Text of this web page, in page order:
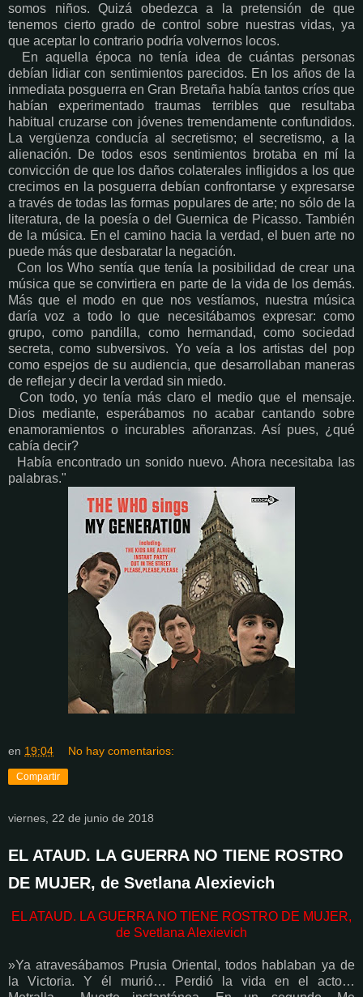
somos niños. Quizá obedezca a la pretensión de que
tenemos cierto grado de control sobre nuestras vidas, ya
que aceptar lo contrario podría volvernos locos.
En aquella época no tenía idea de cuántas personas
debían lidiar con sentimientos parecidos. En los años de la
inmediata posguerra en Gran Bretaña había tantos críos que
habían experimentado traumas terribles que resultaba
habitual cruzarse con jóvenes tremendamente confundidos.
La vergüenza conducía al secretismo; el secretismo, a la
alienación. De todos esos sentimientos brotaba en mí la
convicción de que los daños colaterales infligidos a los que
crecimos en la posguerra debían confrontarse y expresarse
a través de todas las formas populares de arte; no sólo de la
literatura, de la poesía o del Guernica de Picasso. También
de la música. En el camino hacia la verdad, el buen arte no
puede más que desbaratar la negación.
Con los Who sentía que tenía la posibilidad de crear una
música que se convirtiera en parte de la vida de los demás.
Más que el modo en que nos vestíamos, nuestra música
daría voz a todo lo que necesitábamos expresar: como
grupo, como pandilla, como hermandad, como sociedad
secreta, como subversivos. Yo veía a los artistas del pop
como espejos de su audiencia, que desarrollaban maneras
de reflejar y decir la verdad sin miedo.
Con todo, yo tenía más claro el medio que el mensaje.
Dios mediante, esperábamos no acabar cantando sobre
enamoramientos o incurables añoranzas. Así pues, ¿qué
cabía decir?
Había encontrado un sonido nuevo. Ahora necesitaba las
palabras."
en 19:04 No hay comentarios:
Compartir
viernes, 22 de junio de 2018
EL ATAUD. LA GUERRA NO TIENE ROSTRO
DE MUJER, de Svetlana Alexievich
EL ATAUD. LA GUERRA NO TIENE ROSTRO DE MUJER,
de Svetlana Alexievich
»Ya atravesábamos Prusia Oriental, todos hablaban ya de
la Victoria. Y él murió… Perdió la vida en el acto…